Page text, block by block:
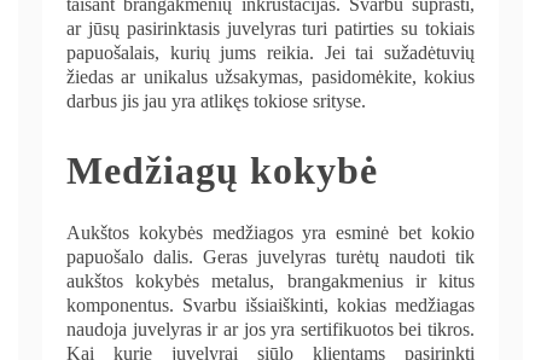
ar jūsų pasirinktasis juvelyras turi patirties su tokiais
papuošalais, kurių jums reikia. Jei tai sužadėtuvių
žiedas ar unikalus užsakymas, pasidomėkite, kokius
darbus jis jau yra atlikęs tokiose srityse.
Medžiagų kokybė
Aukštos kokybės medžiagos yra esminė bet kokio
papuošalo dalis. Geras juvelyras turėtų naudoti tik
aukštos kokybės metalus, brangakmenius ir kitus
komponentus. Svarbu išsiaiškinti, kokias medžiagas
naudoja juvelyras ir ar jos yra sertifikuotos bei tikros.
Kai kurie juvelyrai siūlo klientams pasirinkti